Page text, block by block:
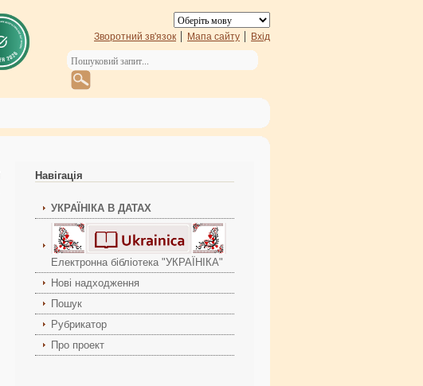
Зворотний зв'язок Мапа сайту Вхід
Навігація
УКРАЇНІКА В ДАТАХ
Електронна бібліотека "УКРАЇНІКА"
Нові надходження
Пошук
Рубрикатор
Про проект